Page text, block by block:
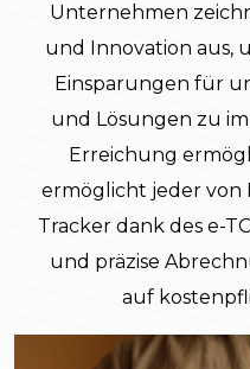
Unternehmen
und Innovation aus,
Einsparungen für
und Lösungen zu
Erreichung
ermöglicht jeder von
Tracker dank des e-
und präzise
auf